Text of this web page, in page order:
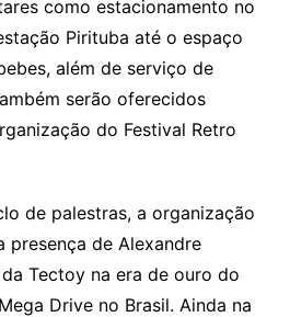
como estacionamento no
Pirituba até o espaço
além de serviço de
serão oferecidos
do Festival Retro
de palestras, a organização
presença de Alexandre
Tectoy na era de ouro do
Drive no Brasil. Ainda na